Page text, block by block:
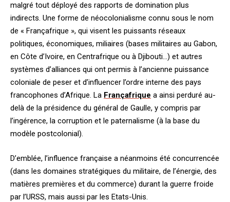
malgré tout déployé des rapports de domination plus
indirects. Une forme de néocolonialisme connu sous le nom
de « Françafrique », qui visent les puissants réseaux
politiques, économiques, miliaires (bases militaires au Gabon,
en Côte d’Ivoire, en Centrafrique ou à Djibouti…) et autres
systèmes d’alliances qui ont permis à l’ancienne puissance
coloniale de peser et d’influencer l’ordre interne des pays
francophones d’Afrique. La Françafrique a ainsi perduré au-
delà de la présidence du général de Gaulle, y compris par
l’ingérence, la corruption et le paternalisme (à la base du
modèle postcolonial).
D’emblée, l’influence française a néanmoins été concurrencée
(dans les domaines stratégiques du militaire, de l’énergie, des
matières premières et du commerce) durant la guerre froide
par l’URSS, mais aussi par les Etats-Unis.